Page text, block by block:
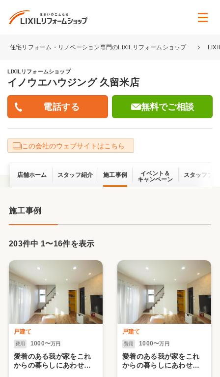
住宅リフォーム・リノベーション専門のLIXILリフォームショップ
LIXILリフォームショップ
イノウエハウジング 久留米店
無料でご相談
この会社のウェブサイトはこちら
店舗ホーム スタッフ紹介 施工事例
イベント＆
キャンペーン
スタッフブ
施工事例
203件中 1〜16件を表示
戸建て
費用 1000〜万円
愛着のある我が家をこれ
からの暮らしにあわせて
戸建て
費用 1000〜万円
愛着のある我が家をこれ
からの暮らしにあわせて